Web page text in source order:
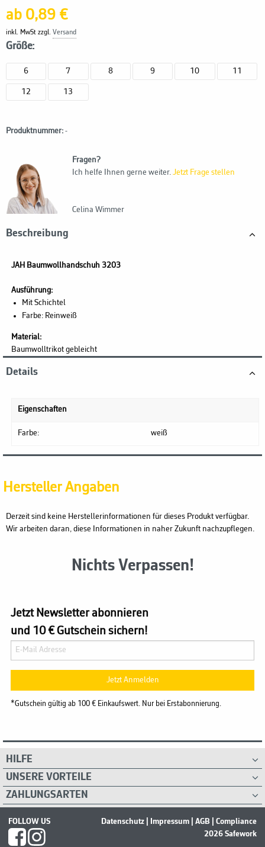
ab 0,89 €
inkl. MwSt zzgl. Versand
Größe:
6 7 8 9 10 11
12 13
Produktnummer: -
Fragen?
Ich helfe Ihnen gerne weiter. Jetzt Frage stellen
Celina Wimmer
Beschreibung
JAH Baumwollhandschuh 3203
Ausführung:
Mit Schichtel
Farbe: Reinweiß
Material:
Baumwolltrikot gebleicht
Details
Eigenschaften
Farbe: weiß
Hersteller Angaben
Derzeit sind keine Herstellerinformationen für dieses Produkt verfügbar.
Wir arbeiten daran, diese Informationen in naher Zukunft nachzupflegen.
Nichts Verpassen!
Jetzt Newsletter abonnieren
und 10 € Gutschein sichern!
Jetzt Anmelden
*Gutschein gültig ab 100 € Einkaufswert. Nur bei Erstabonnierung.
HILFE
UNSERE VORTEILE
ZAHLUNGSARTEN
FOLLOW US Datenschutz Impressum AGB
Compliance
2026 Safework